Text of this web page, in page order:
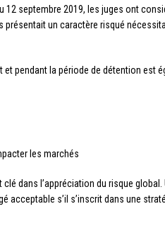
12 septembre 2019, les juges ont
un caractère risqué
et pendant la période de détention est
les marchés
clé dans l’appréciation du risque
acceptable s’il s’inscrit dans une